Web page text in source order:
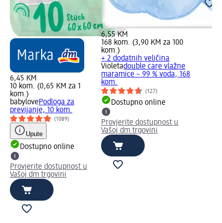
6,45 KM
10 kom. (0,65 KM za 1
kom.)
babylovePodloga za
previjanje, 10 kom.
(1089)
Upute
Dostupno online
Provjerite dostupnost u
Vašoj dm trgovini
6,55 KM
168 kom. (3,90 KM za 100
kom.)
+ 2 dodatnih veličina
Violetadouble care vlažne
maramice – 99 % voda, 168
kom.
(127)
Dostupno online
Provjerite dostupnost u
Vašoj dm trgovini